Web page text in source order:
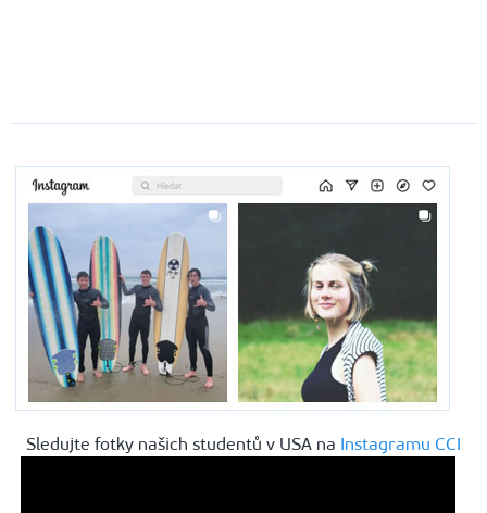
Sledujte fotky našich studentů v USA na Instagramu CCI